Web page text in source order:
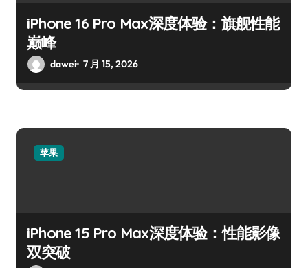
iPhone 16 Pro Max深度体验：旗舰性能
巅峰
dawei 7 月 15, 2026
苹果
iPhone 15 Pro Max深度体验：性能影像
双突破